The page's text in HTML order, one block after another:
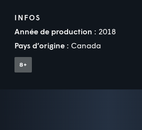
INFOS
Année de production : 2018
Pays d’origine : Canada